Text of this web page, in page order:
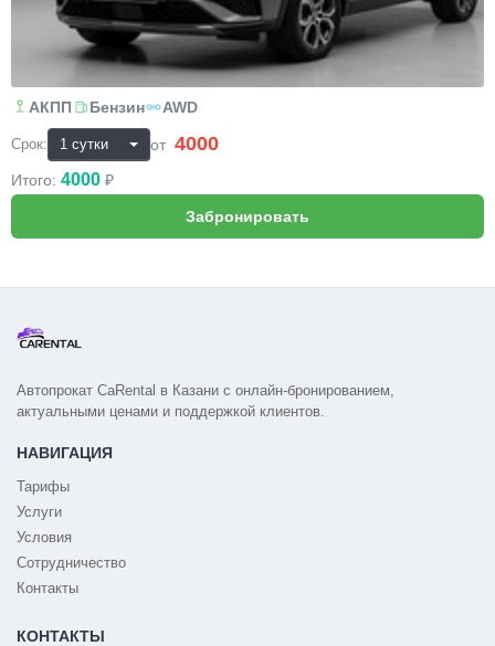
АКПП Бензин AWD
Срок: от 4000
Итого: 4000 ₽
Автопрокат CaRental в Казани с онлайн-бронированием,
актуальными ценами и поддержкой клиентов.
НАВИГАЦИЯ
Тарифы
Услуги
Условия
Сотрудничество
Контакты
КОНТАКТЫ